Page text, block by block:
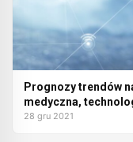
Prognozy trendów
medyczna,
28 gru 2021